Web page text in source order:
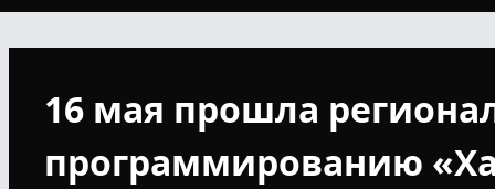
16 мая прошла
программированию